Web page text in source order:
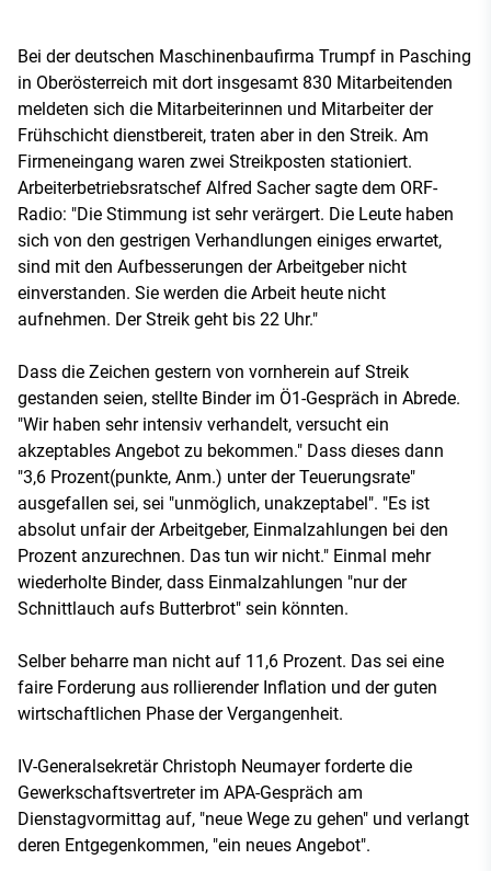
Bei der deutschen Maschinenbaufirma Trumpf in Pasching
in Oberösterreich mit dort insgesamt 830 Mitarbeitenden
meldeten sich die Mitarbeiterinnen und Mitarbeiter der
Frühschicht dienstbereit, traten aber in den Streik. Am
Firmeneingang waren zwei Streikposten stationiert.
Arbeiterbetriebsratschef Alfred Sacher sagte dem ORF-
Radio: "Die Stimmung ist sehr verärgert. Die Leute haben
sich von den gestrigen Verhandlungen einiges erwartet,
sind mit den Aufbesserungen der Arbeitgeber nicht
einverstanden. Sie werden die Arbeit heute nicht
aufnehmen. Der Streik geht bis 22 Uhr."
Dass die Zeichen gestern von vornherein auf Streik
gestanden seien, stellte Binder im Ö1-Gespräch in Abrede.
"Wir haben sehr intensiv verhandelt, versucht ein
akzeptables Angebot zu bekommen." Dass dieses dann
"3,6 Prozent(punkte, Anm.) unter der Teuerungsrate"
ausgefallen sei, sei "unmöglich, unakzeptabel". "Es ist
absolut unfair der Arbeitgeber, Einmalzahlungen bei den
Prozent anzurechnen. Das tun wir nicht." Einmal mehr
wiederholte Binder, dass Einmalzahlungen "nur der
Schnittlauch aufs Butterbrot" sein könnten.
Selber beharre man nicht auf 11,6 Prozent. Das sei eine
faire Forderung aus rollierender Inflation und der guten
wirtschaftlichen Phase der Vergangenheit.
IV-Generalsekretär Christoph Neumayer forderte die
Gewerkschaftsvertreter im APA-Gespräch am
Dienstagvormittag auf, "neue Wege zu gehen" und verlangt
deren Entgegenkommen, "ein neues Angebot".